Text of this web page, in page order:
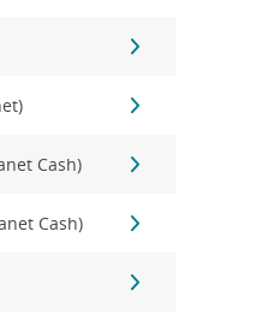
Cash)
Cash)